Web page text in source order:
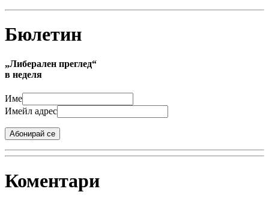
Бюлетин
„Либерален преглед“
в неделя
Име
Имейл адрес
Абонирай се
Коментари